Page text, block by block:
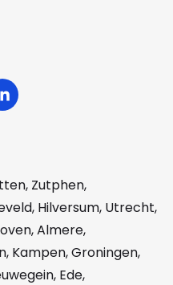
, Zutphen,
, Hilversum, Utrecht,
,Almere,
, Kampen,Groningen,
, Ede,